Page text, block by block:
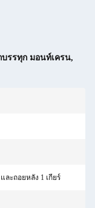
รรทุก มอนท์เครน,
ละถอยหลัง 1 เกียร์